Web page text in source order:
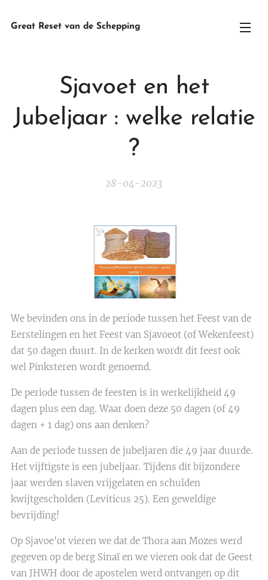
Great Reset van de Schepping
Sjavoet en het
Jubeljaar : welke relatie
?
28-04-2023
We bevinden ons in de periode tussen het Feest van de
Eerstelingen en het Feest van Sjavoeot (of Wekenfeest)
dat 50 dagen duurt. In de kerken wordt dit feest ook
wel Pinksteren wordt genoemd.
De periode tussen de feesten is in werkelijkheid 49
dagen plus een dag. Waar doen deze 50 dagen (of 49
dagen + 1 dag) ons aan denken?
Aan de periode tussen de jubeljaren die 49 jaar duurde.
Het vijftigste is een jubeljaar. Tijdens dit bijzondere
jaar werden slaven vrijgelaten en schulden
kwijtgescholden (Leviticus 25). Een geweldige
bevrijding!
Op Sjavoe'ot vieren we dat de Thora aan Mozes werd
gegeven op de berg Sinaï en we vieren ook dat de Geest
van JHWH door de apostelen werd ontvangen op dit